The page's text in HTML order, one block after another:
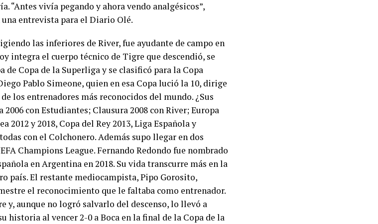
“Antes vivía pegando y ahora vendo analgésicos”,
entrevista para el Diario Olé.
las inferiores de River, fue ayudante de campo en
integra el cuerpo técnico de Tigre que descendió, se
de Copa de la Superliga y se clasificó para la Copa
Pablo Simeone, quien en esa Copa lució la 10, dirige
los entrenadores más reconocidos del mundo. ¿Sus
con Estudiantes; Clausura 2008 con River; Europa
2012 y 2018, Copa del Rey 2013, Liga Española y
con el Colchonero. Además supo llegar en dos
Champions League. Fernando Redondo fue nombrado
en Argentina en 2018. Su vida transcurre más en la
país. El restante mediocampista, Pipo Gorosito,
el reconocimiento que le faltaba como entrenador.
y, aunque no logró salvarlo del descenso, lo llevó a
al vencer 2-0 a Boca en la final de la Copa de la